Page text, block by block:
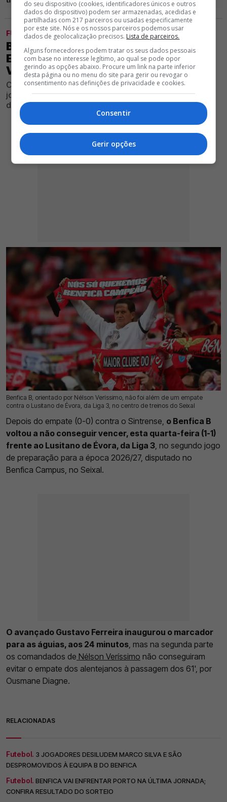
FUTEBOL
BENFICA EMPATA (1-1) CONTRA
EQUIPA DA LIGA 3 E AINDA NÃO
VENCEU
Clube encarnado somou mais um jogo sem triunfar em
jogo de preparação diante de adversário da terceira
divisão nacional, no Seixal
Benfica B, orientado por Nélson Veríssimo, não foi além de um empate
contra o Lusitano de Évora, da Liga 3, no centro de treinos do Seixal
15 Jul 2026 | 17:39 | 0
Depois do empate (0-0) contra o Sintrense, o Benfica B
voltou a não conseguir vencer, esta quarta-feira (1-1)
frente ao Lusitano de Évora, da Liga 3, no segundo jogo
de preparação para a época 2026/27, disputado no
Benfica Campus, no Seixal.
O avançado Gustavo Ferreira inaugurou o marcador
para as águias, aos 24 minutos, mas na segunda parte
os comandados de Nélson Veríssimo não conseguiram
evitar o empate dos alentejanos à passagem dos 61', por
Ousmane Diagne.
RELACIONADAS
Futebol. 3 JOGADORES DESILUDEM MARCO SILVA E SÃO
DESPROMOVIDOS À EQUIPA B DO BENFICA
Futebol. BENFICA VAI ENFRENTAR PORTO NA ÚLTIMA JORNADA;
CONFIRA RESULTADO DO SORTEIO
do seu dispositivo (cookies, identificadores únicos e outros
dados do dispositivo) podem ser armazenadas, acedidas e
partilhadas com 217 parceiros ou usadas especificamente
por este site. Nós e os nossos parceiros podemos usar
dados de geolocalização precisos. Lista de parceiros.
Alguns fornecedores podem tratar os seus dados pessoais
com base no interesse legítimo, ao qual se pode opor
gerindo as opções abaixo. Procure um link na parte inferior
desta página ou no menu do site para gerir ou revogar o
consentimento nas definições de privacidade e cookies.
Consentir
Gerir opções